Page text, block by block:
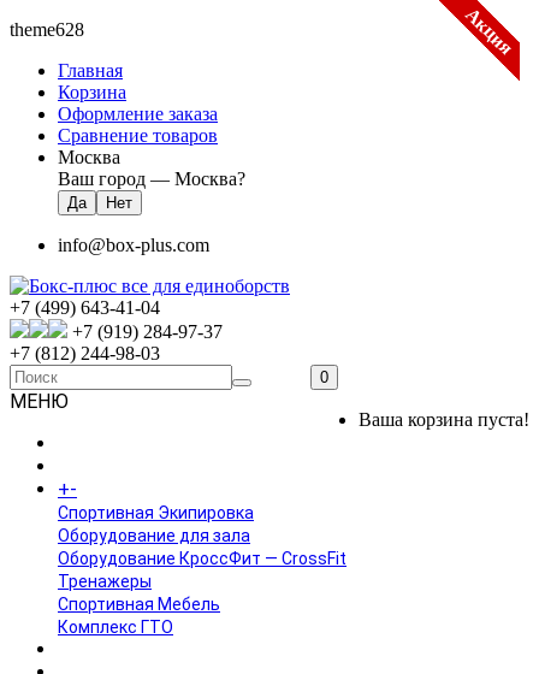
theme628
Главная
Корзина
Оформление заказа
Сравнение товаров
Москва
Ваш город — Москва?
info@box-plus.com
+7 (499) 643-41-04
+7 (919) 284-97-37
+7 (812) 244-98-03
0
Ваша корзина пуста!
МЕНЮ
+-
Спортивная Экипировка
Оборудование для зала
Оборудование КроссФит — CrossFit
Тренажеры
Спортивная Мебель
Комплекс ГТО
Акция
Акция
Акция
Акция
Акция
Акция
Акция
Акция